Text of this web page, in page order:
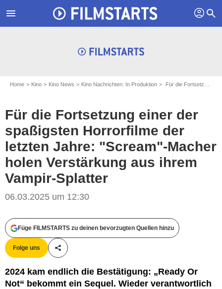
menu profil search
Home Kino Kino News Kino Nachrichten: In Produktion Für die Fortsetzung einer der spaßigsten Horrorfilme der letzten Jahre: "Scream"-Macher holen Verstärkung aus ihrem Vampir-Splatter
Für die Fortsetzung einer der
spaßigsten Horrorfilme der
letzten Jahre: "Scream"-Macher
holen Verstärkung aus ihrem
Vampir-Splatter
06.03.2025 um 12:30
Füge FILMSTARTS zu deinen bevorzugten Quellen hinzu
Folge uns
Teile diesen Artikel
2024 kam endlich die Bestätigung: „Ready Or
Not“ bekommt ein Sequel. Wieder verantwortlich